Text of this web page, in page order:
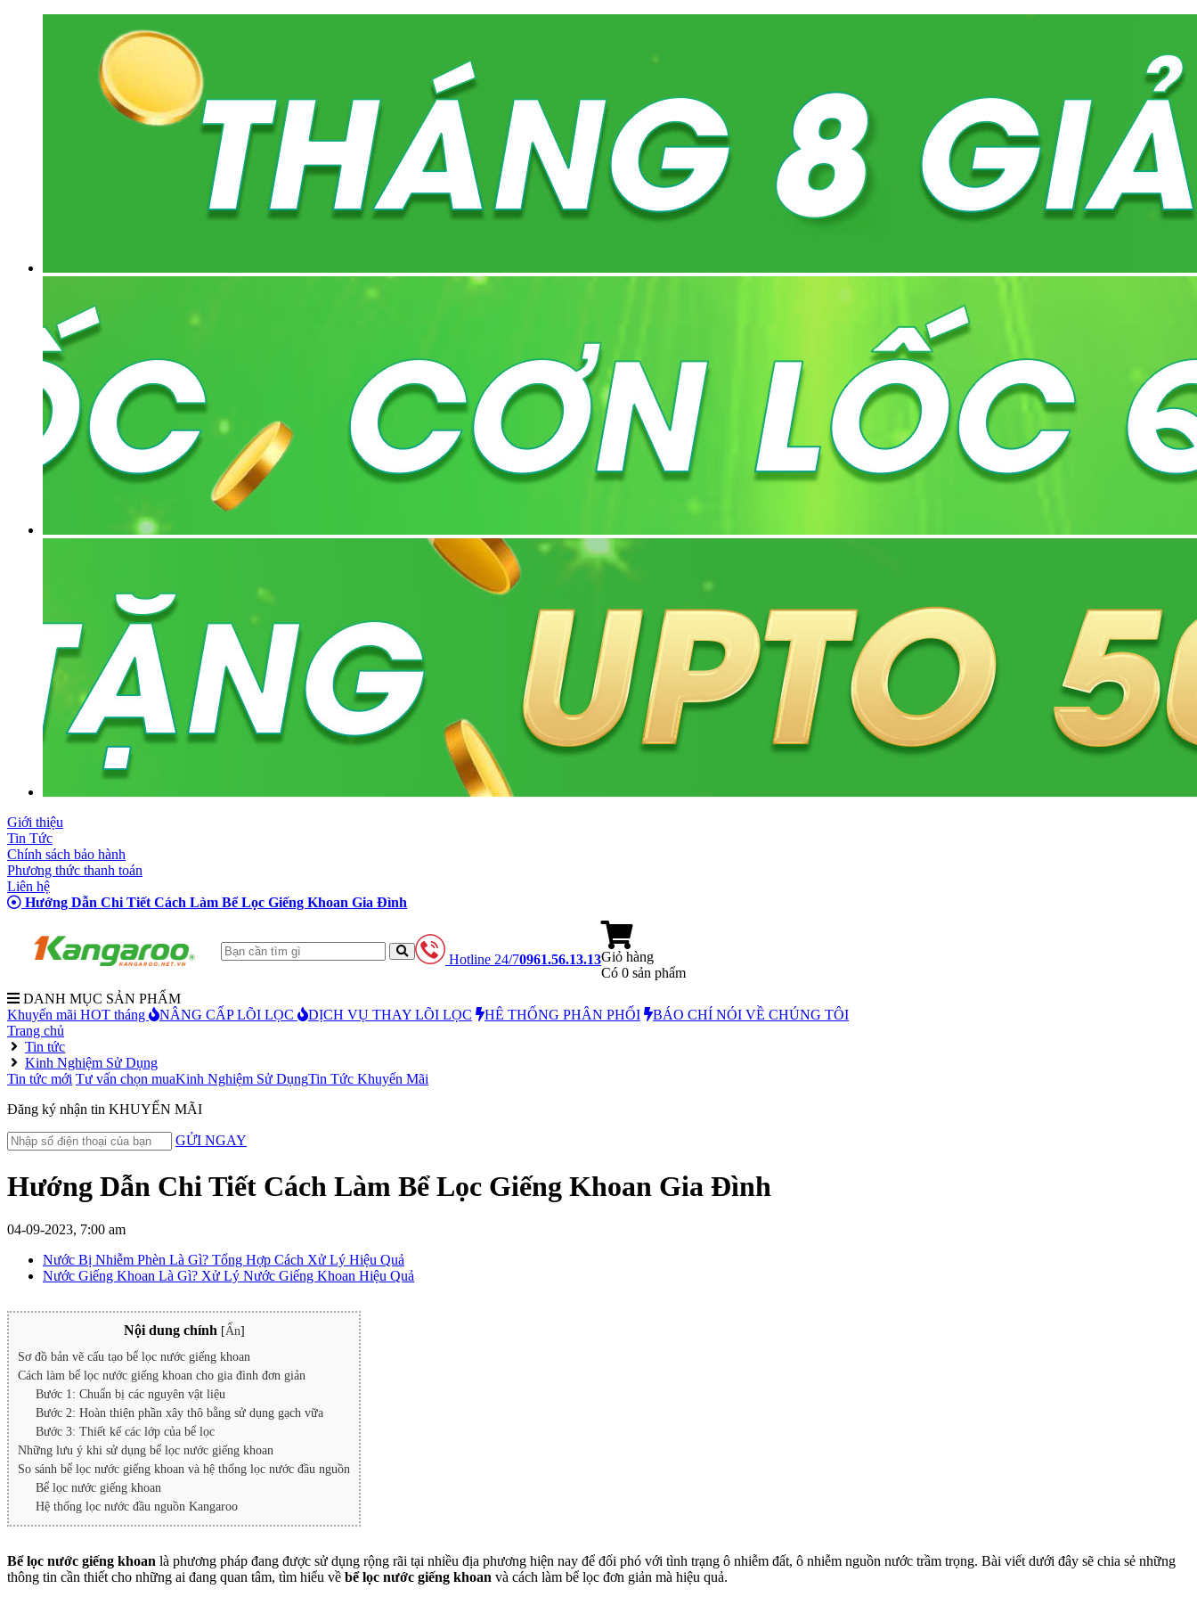
Giới thiệu
Tin Tức
Chính sách bảo hành
Phương thức thanh toán
Liên hệ
Hướng Dẫn Chi Tiết Cách Làm Bể Lọc Giếng Khoan Gia Đình
Hotline 24/70961.56.13.13Giỏ hàng
Có 0 sản phẩm
DANH MỤC SẢN PHẨM
Khuyến mãi HOT tháng
NÂNG CẤP LÕI LỌC DỊCH VỤ THAY LÕI LỌC HÊ THỐNG PHÂN PHỐI
BÁO CHÍ NÓI VỀ CHÚNG TÔI
Trang chủ
Tin tức
Kinh Nghiệm Sử Dụng
Tin tức mới Tư vấn chọn muaKinh Nghiệm Sử DụngTin Tức Khuyến Mãi
Đăng ký nhận tin KHUYẾN MÃI
GỬI NGAY
Hướng Dẫn Chi Tiết Cách Làm Bể Lọc Giếng Khoan Gia Đình
04-09-2023, 7:00 am
Nước Bị Nhiễm Phèn Là Gì? Tổng Hợp Cách Xử Lý Hiệu Quả
Nước Giếng Khoan Là Gì? Xử Lý Nước Giếng Khoan Hiệu Quả
Nội dung chính [Ẩn]
Sơ đồ bản vẽ cấu tạo bể lọc nước giếng khoan
Cách làm bể lọc nước giếng khoan cho gia đình đơn giản
Bước 1: Chuẩn bị các nguyên vật liệu
Bước 2: Hoàn thiện phần xây thô bằng sử dụng gạch vữa
Bước 3: Thiết kế các lớp của bể lọc
Những lưu ý khi sử dụng bể lọc nước giếng khoan
So sánh bể lọc nước giếng khoan và hệ thống lọc nước đầu nguồn
Bể lọc nước giếng khoan
Hệ thống lọc nước đầu nguồn Kangaroo
Bể lọc nước giếng khoan là phương pháp đang được sử dụng rộng rãi tại nhiều địa phương hiện nay để đối phó với tình trạng ô nhiễm đất, ô nhiễm nguồn nước trầm trọng. Bài viết dưới đây sẽ chia sẻ những
thông tin cần thiết cho những ai đang quan tâm, tìm hiểu về bể lọc nước giếng khoan và cách làm bể lọc đơn giản mà hiệu quả.